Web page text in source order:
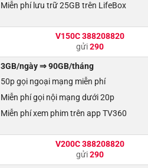
Miễn phí lưu trữ 25GB trên LifeBox
V150C 388208820
gửi290
3GB/ngày ⇒ 90GB/tháng
50p gọi ngoại mạng miễn phí
Miễn phí gọi nội mạng dưới 20p
Miễn phí xem phim trên app TV360
V200C 388208820
gửi290